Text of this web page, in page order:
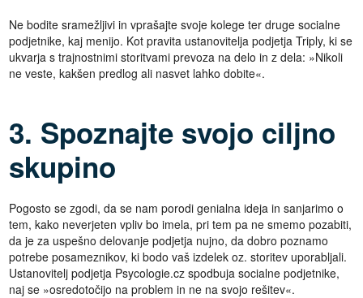
Ne bodite sramežljivi in vprašajte svoje kolege ter druge socialne
podjetnike, kaj menijo. Kot pravita ustanovitelja podjetja Triply, ki se
ukvarja s trajnostnimi storitvami prevoza na delo in z dela: »Nikoli
ne veste, kakšen predlog ali nasvet lahko dobite«.
3. Spoznajte svojo ciljno
skupino
Pogosto se zgodi, da se nam porodi genialna ideja in sanjarimo o
tem, kako neverjeten vpliv bo imela, pri tem pa ne smemo pozabiti,
da je za uspešno delovanje podjetja nujno, da dobro poznamo
potrebe posameznikov, ki bodo vaš izdelek oz. storitev uporabljali.
Ustanovitelj podjetja Psycologie.cz spodbuja socialne podjetnike,
naj se »osredotočijo na problem in ne na svojo rešitev«.